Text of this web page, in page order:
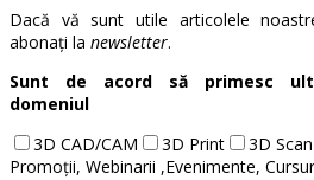
Dacă vă sunt utile articolele
abonați la newsletter.
Sunt de acord să primesc
domeniul
3D CAD/CAM
3D Print 3D Scan
Promoții, Webinarii ,Evenimente,